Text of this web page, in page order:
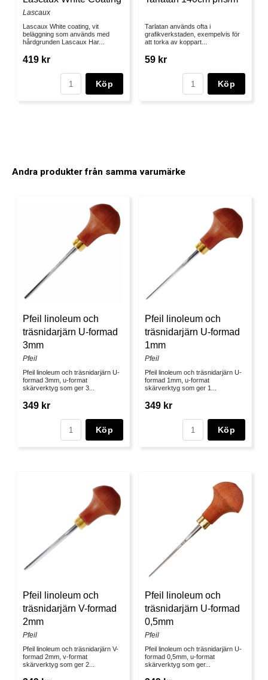
Lascaux
Lascaux White coating, vit
beläggning som används med
hårdgrunden Lascaux Har...
419 kr
Köp
Tarlatan används ofta i
grafikverkstaden, exempelvis för
att torka av koppart...
59 kr
Köp
Andra produkter från samma varumärke
Pfeil linoleum och
träsnidarjärn U-formad
3mm
Pfeil
Pfeil linoleum och träsnidarjärn U-
formad 3mm, u-format
skärverktyg som ger 3...
349 kr
Köp
Pfeil linoleum och
träsnidarjärn U-formad
1mm
Pfeil
Pfeil linoleum och träsnidarjärn U-
formad 1mm, u-format
skärverktyg som ger 1...
349 kr
Köp
Pfeil linoleum och
träsnidarjärn V-formad
2mm
Pfeil
Pfeil linoleum och träsnidarjärn V-
formad 2mm, v-format
skärverktyg som ger 2...
Pfeil linoleum och
träsnidarjärn U-formad
0,5mm
Pfeil
Pfeil linoleum och träsnidarjärn U-
formad 0,5mm, u-format
skärverktyg som ger...